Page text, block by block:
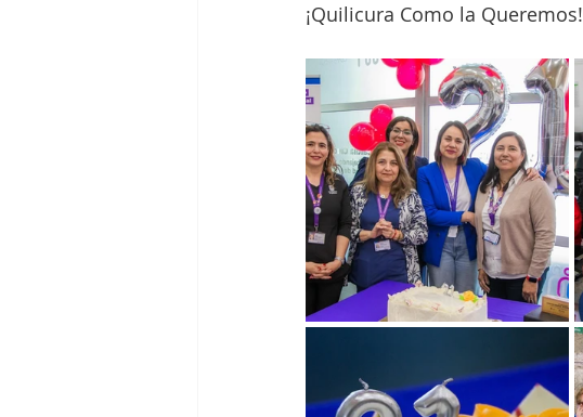
¡Quilicura Como la Queremos!